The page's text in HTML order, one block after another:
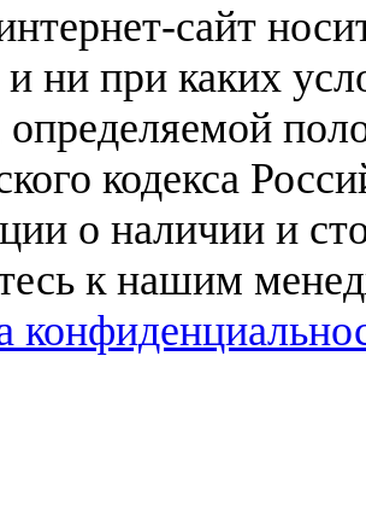
сайт
и ни при каких
определяемой
кодекса
о наличии и
к нашим